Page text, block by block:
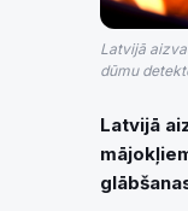
Latvijā
dūmu
Latvijā